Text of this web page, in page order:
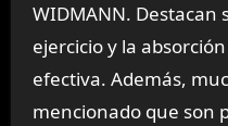
WIDMANN. Destacan
ejercicio y la
efectiva. Además,
mencionado que son